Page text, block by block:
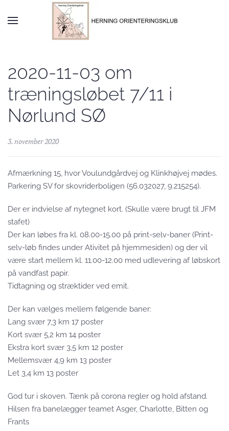
Skip to main content
2020-11-03 om
træningsløbet 7/11 i
Nørlund SØ
3. november 2020
Afmærkning 15, hvor Voulundgårdvej og Klinkhøjvej mødes.
Parkering SV for skovriderboligen (56.032027, 9.215254).
Der er indvielse af nytegnet kort. (Skulle være brugt til JFM
stafet)
Der kan løbes fra kl. 08.00-15.00 på print-selv-baner (Print-
selv-løb findes under Ativitet på hjemmesiden) og der vil
være start mellem kl. 11.00-12.00 med udlevering af løbskort
på vandfast papir.
Tidtagning og stræktider ved emit.
Der kan vælges mellem følgende baner:
Lang svær 7,3 km 17 poster
Kort svær 5,2 km 14 poster
Ekstra kort svær 3,5 km 12 poster
Mellemsvær 4,9 km 13 poster
Let 3,4 km 13 poster
God tur i skoven. Tænk på corona regler og hold afstand.
Hilsen fra banelægger teamet Asger, Charlotte, Bitten og
Frants